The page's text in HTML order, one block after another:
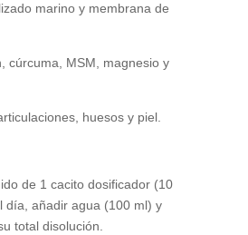
marino y membrana de
cúrcuma, MSM, magnesio y
huesos y piel.
de 1 cacito dosificador (10
día, añadir agua (100 ml) y
total disolución.